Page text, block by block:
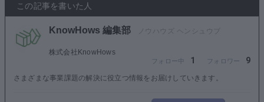
この記事を書いた人
KnowHows 編集部
株式会社KnowHows
1 9
さまざまな事業課題の解決に役立つ情報をお届けしていきます。